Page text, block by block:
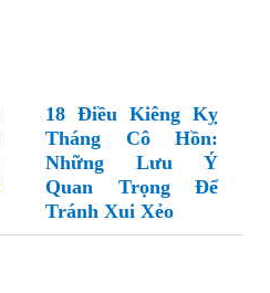
18 Điều Kiêng Kỵ
Tháng Cô Hồn:
Những Lưu Ý
Quan Trọng Để
Tránh Xui Xẻo